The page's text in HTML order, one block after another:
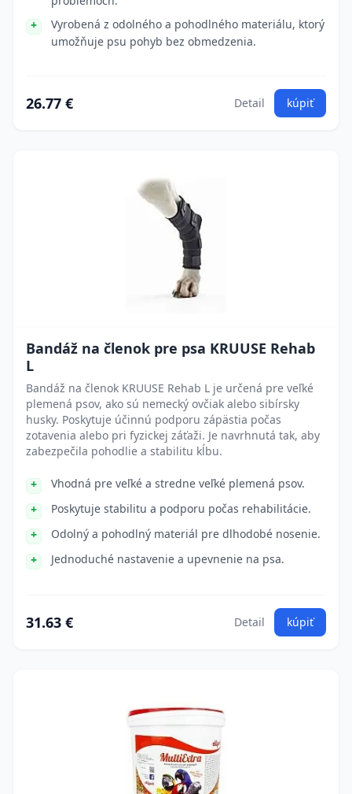
Vyrobená z odolného a pohodlného materiálu, ktorý
umožňuje psu pohyb bez obmedzenia.
26.77 € Detail kúpiť
Bandáž na členok pre psa KRUUSE Rehab
L
Bandáž na členok KRUUSE Rehab L je určená pre veľké
plemená psov, ako sú nemecký ovčiak alebo sibírsky
husky. Poskytuje účinnú podporu zápästia počas
zotavenia alebo pri fyzickej záťaži. Je navrhnutá tak, aby
zabezpečila pohodlie a stabilitu kĺbu.
Vhodná pre veľké a stredne veľké plemená psov.
Poskytuje stabilitu a podporu počas rehabilitácie.
Odolný a pohodlný materiál pre dlhodobé nosenie.
Jednoduché nastavenie a upevnenie na psa.
31.63 € Detail kúpiť